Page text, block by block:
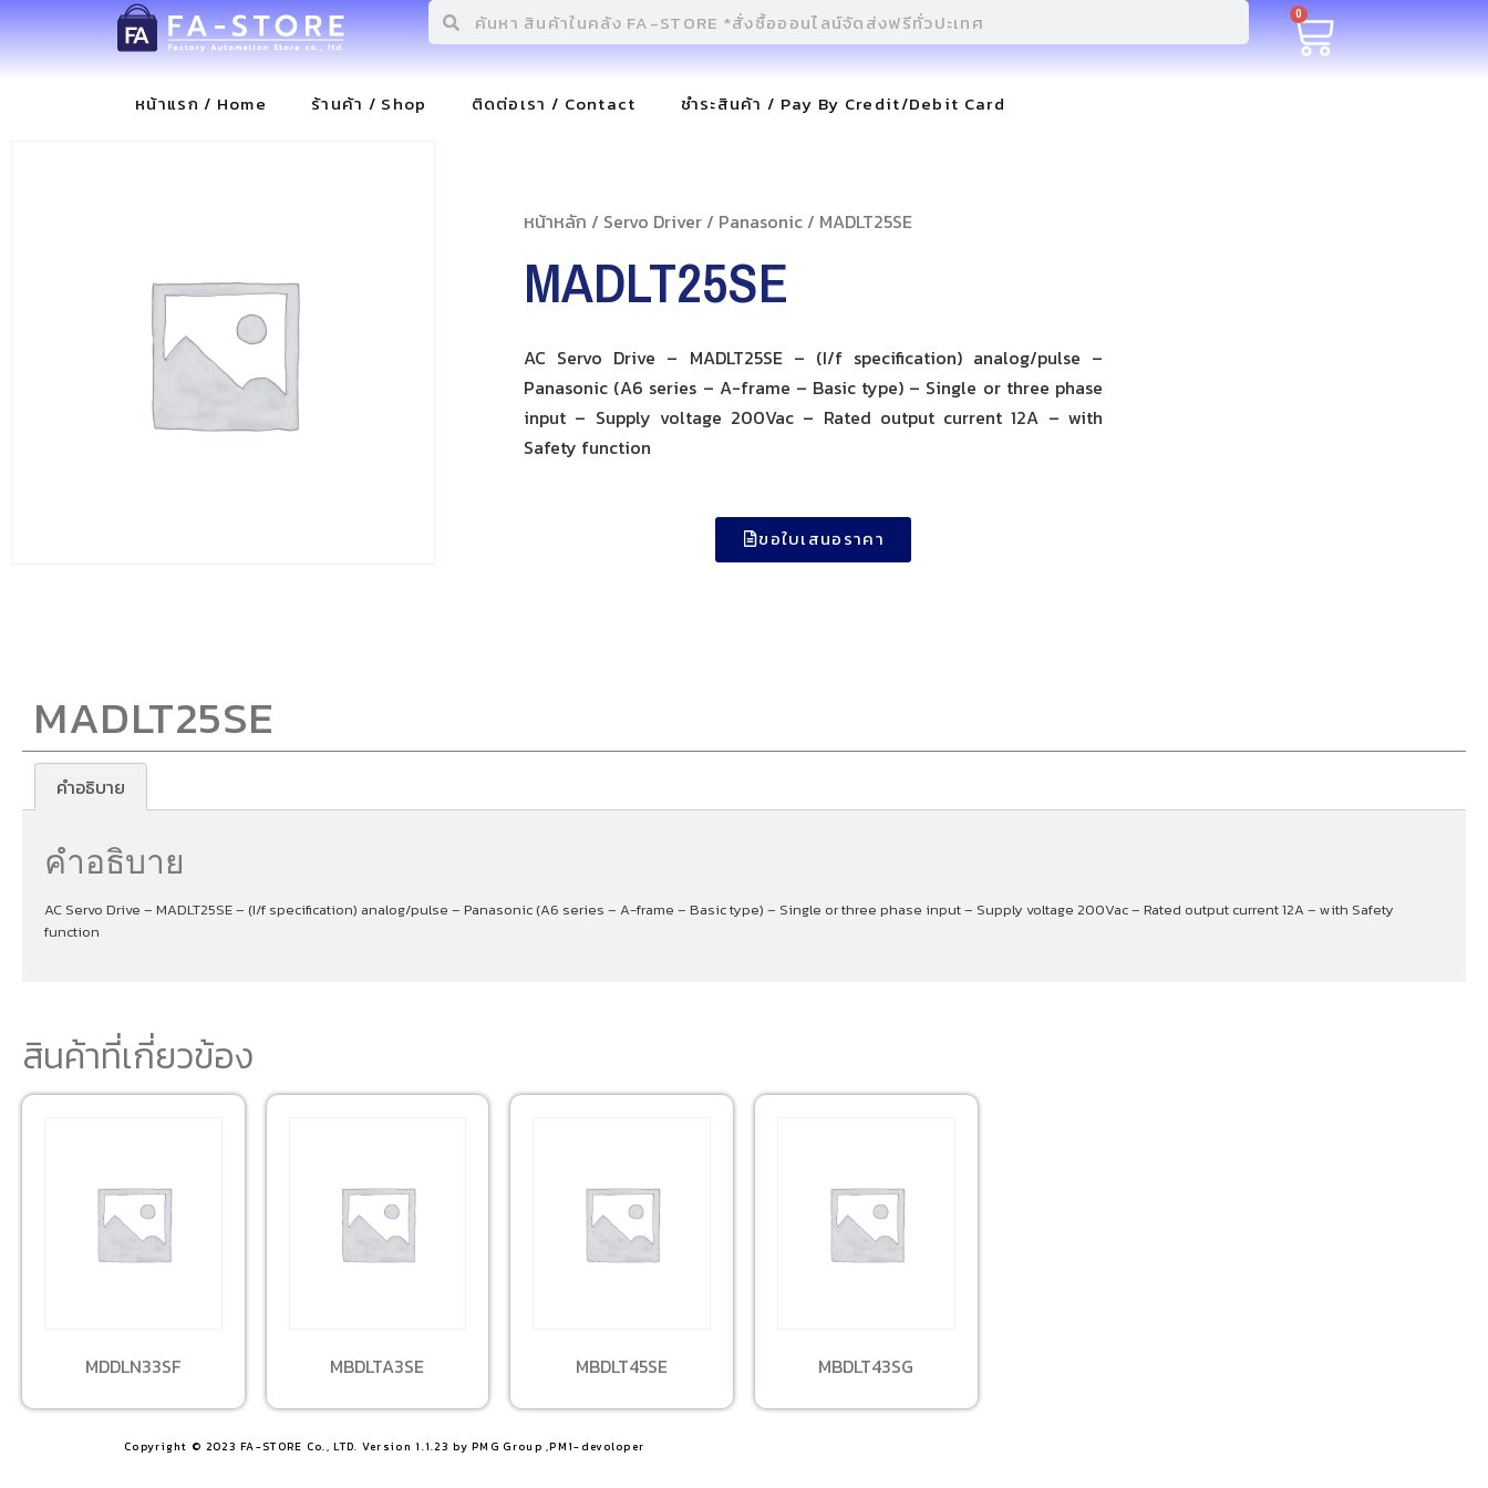
0
หน้าแรก / Home ร้านค้า / Shop ติดต่อเรา / Contact ชำระสินค้า / Pay By Credit/Debit Card
หน้าหลัก / Servo Driver / Panasonic / MADLT25SE
MADLT25SE
AC Servo Drive – MADLT25SE – (I/f specification) analog/pulse –
Panasonic (A6 series – A-frame – Basic type) – Single or three phase
input – Supply voltage 200Vac – Rated output current 12A – with
Safety function
ขอใบเสนอราคา
MADLT25SE
คำอธิบาย
คำอธิบาย
AC Servo Drive – MADLT25SE – (I/f specification) analog/pulse – Panasonic (A6 series – A-frame – Basic type) – Single or three phase input – Supply voltage 200Vac – Rated output current 12A – with Safety
function
สินค้าที่เกี่ยวข้อง
MDDLN33SF MBDLTA3SE MBDLT45SE MBDLT43SG
Copyright © 2023 FA-STORE Co., LTD. Version 1.1.23 by PMG Group ,PM1-devoloper​